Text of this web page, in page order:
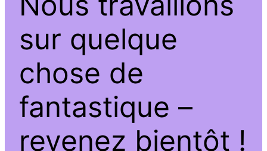
sur quelque
chose de
fantastique –
revenez bientôt !